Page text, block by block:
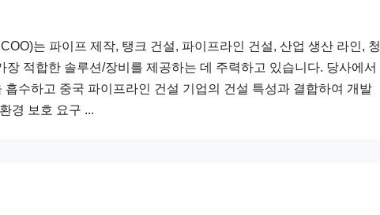
는 파이프 제작, 탱크 건설, 파이프라인 건설, 산업 생산 라인, 청
적합한 솔루션/장비를 제공하는 데 주력하고 있습니다. 당사에서
수하고 중국 파이프라인 건설 기업의 건설 특성과 결합하여 개발
경 보호 요구 ...